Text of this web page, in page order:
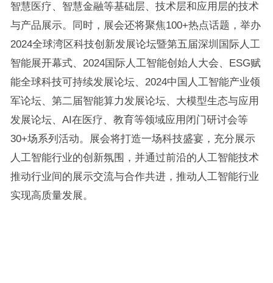
智慧医疗、智慧金融等基础层、技术层和应用层的技术
与产品展示。同时，展会还将聚焦100+热点话题，举办
2024全球湾区科技创新发展论坛暨第五届深圳国际人工
智能展开幕式、2024国际人工智能创始人大会、 ESG赋
能全球科技可持续发展论坛、2024中国人工智能产业领
军论坛、第二届智能算力发展论坛、大模型生态与应用
发展论坛、AI在医疗、教育等领域应用闭门研讨会等
30+场系列活动。展会将打造一场科技盛宴，充分展示
人工智能行业的创新氛围，并通过前沿的人工智能技术
推动行业间的展示交流与合作共进，推动人工智能行业
实现高质量发展。